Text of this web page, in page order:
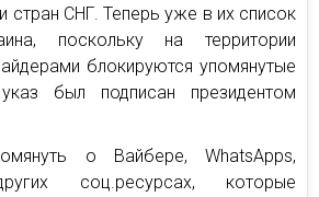
стран СНГ. Теперь уже в их список
поскольку на территории
блокируются упомянутые
был подписан президентом
о Вайбере, WhatsApps,
соц.ресурсах, которые